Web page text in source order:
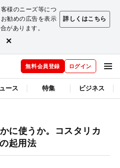
様のニーズ等につ
勧めの広告を表示
があります。
詳しくはこちら
×
無料会員登録 ログイン
ース 特集 ビジネス
に使うか。コスタリカ
起用法